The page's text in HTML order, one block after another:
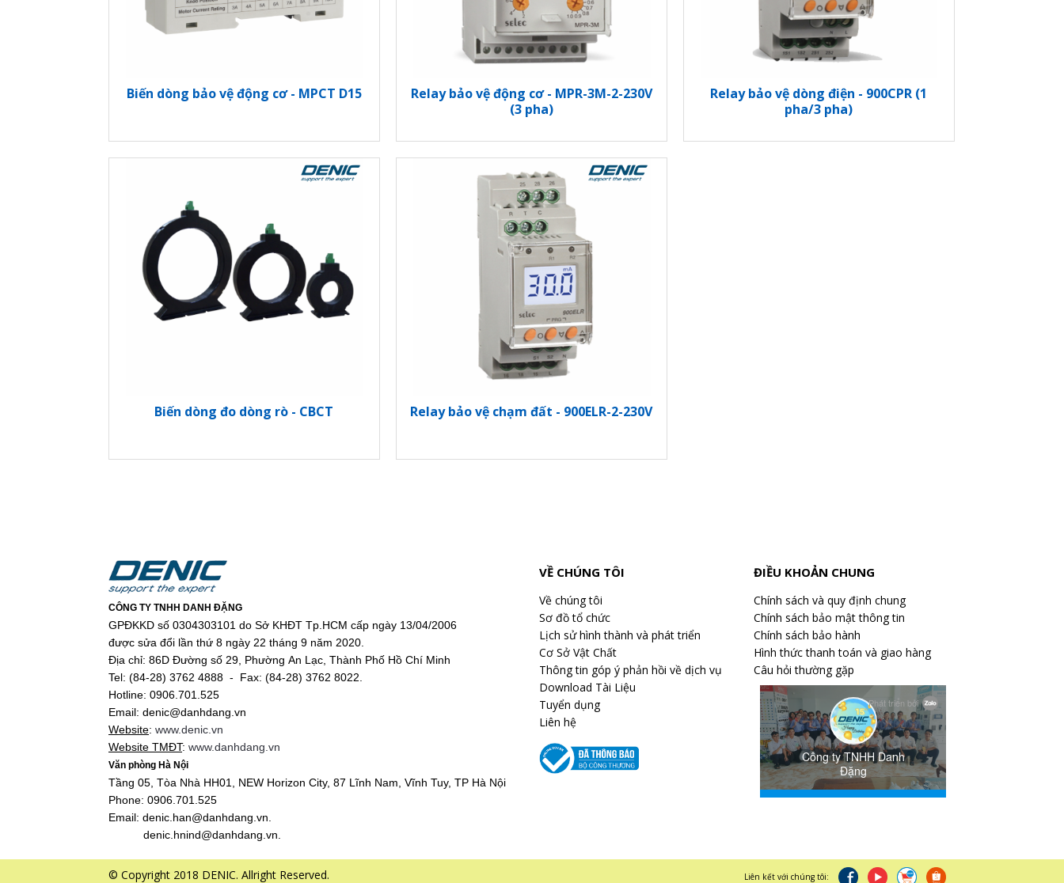
Biến dòng bảo vệ động cơ - MPCT D15
Relay bảo vệ động cơ - MPR-3M-2-230V
(3 pha)
Relay bảo vệ dòng điện - 900CPR (1
pha/3 pha)
Biến dòng đo dòng rò - CBCT Relay bảo vệ chạm đất - 900ELR-2-230V
CÔNG TY TNHH DANH ĐẶNG
GPĐKKD số 0304303101 do Sở KHĐT Tp.HCM cấp ngày 13/04/2006
được sửa đổi lần thứ 8 ngày 22 tháng 9 năm 2020.
Địa chỉ: 86D Đường số 29, Phường An Lạc, Thành Phố Hồ Chí Minh
Tel: (84-28) 3762 4888 - Fax: (84-28) 3762 8022.
Hotline: 0906.701.525
Email: denic@danhdang.vn
Website: www.denic.vn
Website TMĐT: www.danhdang.vn
Văn phòng Hà Nội
Tầng 05, Tòa Nhà HH01, NEW Horizon City, 87 Lĩnh Nam, Vĩnh Tuy, TP Hà Nội
Phone: 0906.701.525
Email: denic.han@danhdang.vn.
denic.hnind@danhdang.vn.
VỀ CHÚNG TÔI
Về chúng tôi
Sơ đồ tổ chức
Lịch sử hình thành và phát triển
Cơ Sở Vật Chất
Thông tin góp ý phản hồi về dịch vụ
Download Tài Liệu
Tuyển dụng
Liên hệ
ĐIỀU KHOẢN CHUNG
Chính sách và quy định chung
Chính sách bảo mật thông tin
Chính sách bảo hành
Hình thức thanh toán và giao hàng
Câu hỏi thường gặp
© Copyright 2018 DENIC. Allright Reserved. Liên kết với chúng tôi: